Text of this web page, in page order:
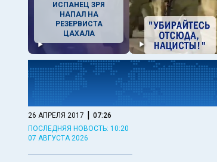
ИСПАНЕЦ ЗРЯ
НАПАЛ НА
РЕЗЕРВИСТА
ЦАХАЛА
26 АПРЕЛЯ 2017 | 07:26
ПОСЛЕДНЯЯ НОВОСТЬ: 10:20
07 АВГУСТА 2026